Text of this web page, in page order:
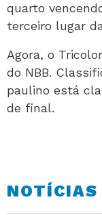
quarto
terceiro lugar
Agora, o
do NBB.
paulino está
de final.
NOTÍCIAS